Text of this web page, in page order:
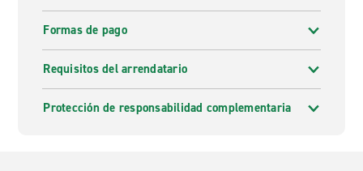
Formas de pago
Requisitos del arrendatario
Protección de responsabilidad complementaria